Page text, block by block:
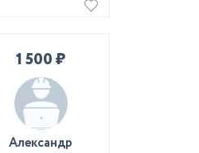
1 500 ₽
Александр